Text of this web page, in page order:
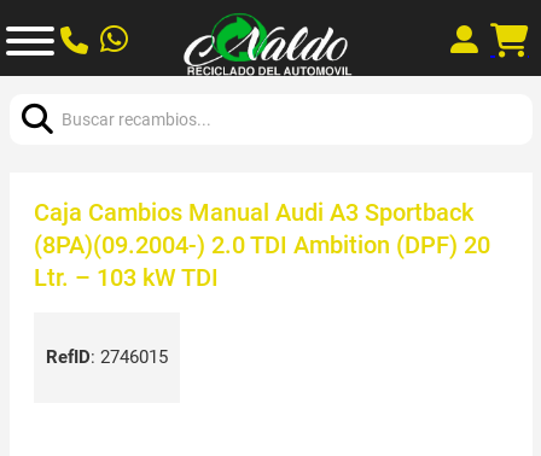
Caja Cambios Manual Audi A3 Sportback
(8PA)(09.2004-) 2.0 TDI Ambition (DPF) 20
Ltr. – 103 kW TDI
RefID: 2746015